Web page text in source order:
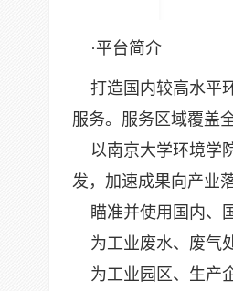
·平台简介
打造国内较高水平
服务。服务区域覆盖
以南京大学环境学
发，加速成果向产业
瞄准并使用国内、
为工业废水、废气
为工业园区、生产